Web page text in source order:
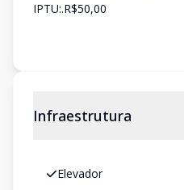
IPTU:.R$50,00
Infraestrutura
Elevador